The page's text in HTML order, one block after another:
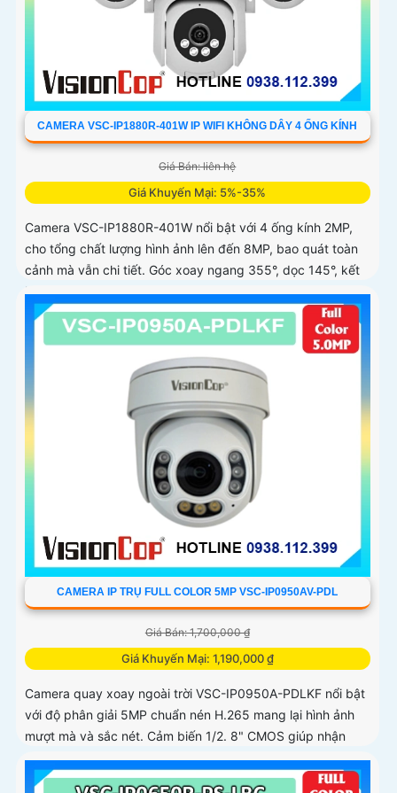
CAMERA VSC-IP1880R-401W IP WIFI KHÔNG DÂY 4 ỐNG KÍNH
Giá Bán: liên hệ
Giá Khuyến Mại: 5%-35%
Camera VSC-IP1880R-401W nổi bật với 4 ống kính 2MP,
cho tổng chất lượng hình ảnh lên đến 8MP, bao quát toàn
cảnh mà vẫn chi tiết. Góc xoay ngang 355°, dọc 145°, kết
hợp đàm thoại hai chiều giúp quan sát và tương tác dễ
dàng
CAMERA IP TRỤ FULL COLOR 5MP VSC-IP0950AV-PDL
Giá Bán: 1,700,000 ₫
Giá Khuyến Mại: 1,190,000 ₫
Camera quay xoay ngoài trời VSC-IP0950A-PDLKF nổi bật
với độ phân giải 5MP chuẩn nén H.265 mang lại hình ảnh
mượt mà và sắc nét. Cảm biến 1/2. 8" CMOS giúp nhận
diện ánh sáng...